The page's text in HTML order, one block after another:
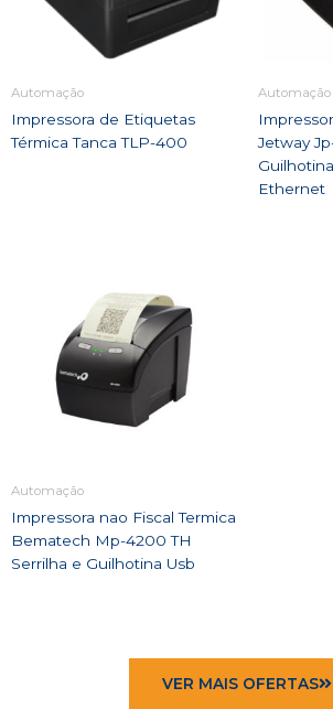
Automação
Impressora de Etiquetas
Térmica Tanca TLP-400
Automação
Jetway
Ethernet
Automação
Impressora nao Fiscal Termica
Bematech Mp-4200 TH
Serrilha e Guilhotina Usb
VER MAIS OFERTAS